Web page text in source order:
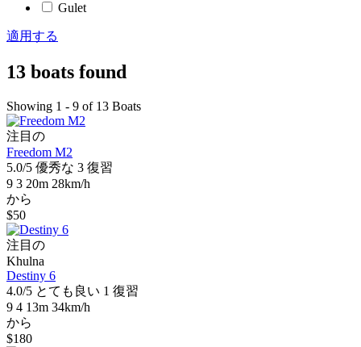
Gulet
適用する
13 boats found
Showing 1 - 9 of 13 Boats
注目の
Freedom M2
5.0/5 優秀な 3 復習
9 3 20m 28km/h
から
$50
注目の
Khulna
Destiny 6
4.0/5 とても良い 1 復習
9 4 13m 34km/h
から
$180